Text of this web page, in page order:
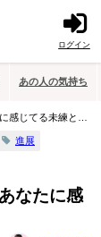
ログイン
あの人の気持ち
感じてる未練と愛
進展
なたに感